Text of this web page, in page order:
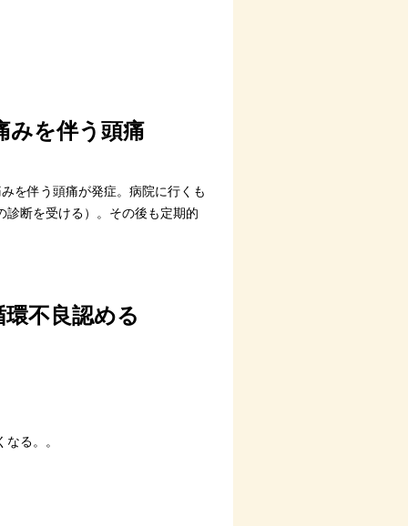
みを伴う頭痛
を伴う頭痛が発症。病院に行くも
断を受ける）。その後も定期的
不良認める
る。。